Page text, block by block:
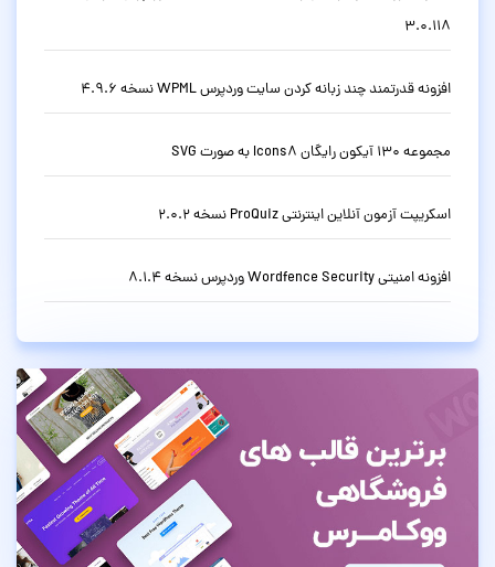
3.0.118
افزونه قدرتمند چند زبانه کردن سایت وردپرس WPML نسخه 4.9.6
مجموعه 130 آیکون رایگان Icons8 به صورت SVG
اسکریپت آزمون آنلاین اینترنتی ProQuiz نسخه 2.0.2
افزونه امنیتی Wordfence Security وردپرس نسخه 8.1.4